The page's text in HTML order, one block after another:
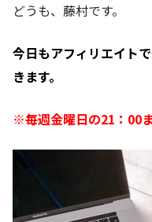
どうも、藤村です。
今日もアフィリエイト
きます。
※毎週金曜日の21：00